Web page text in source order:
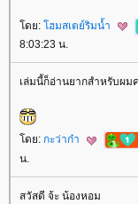
ดย: ฮมสเตย์ริมน้ำ
8:03:23 น.
เล่มนี้ก็อ่านยากสำหรับผม
ดย: กะว่าก๋า
น.
สวัสดี จ้ะ น้องหอม